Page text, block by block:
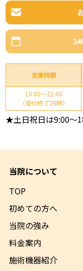
営業時間
10:00～21:00
（受付終了20時）
★土日祝日は9:00～
当院について
TOP
初めての方へ
当院の強み
料金案内
施術機器紹介